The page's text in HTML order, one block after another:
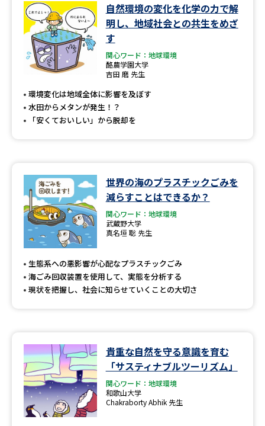
オープンキャンパス検索 実施プログラムから探す
来場型・Web型イベント特集
受験準備
先輩が入学を決めた理由 テレメール全国一斉進学調査
新生活お役立ちガイド
学問発見 学問検索
学問のミニ講義「夢ナビ講義」 学問分野解説
学問の教科書 夢ナビライブ
自然環境の変化を化学の力で解
明し、地域社会との共生をめざ
す
関心ワード：地球環境
酪農学園大学
吉田 磨 先生
環境変化は地域全体に影響を及ぼす
水田からメタンが発生！？
「安くておいしい」から脱却を
世界の海のプラスチックごみを
減らすことはできるか？
関心ワード：地球環境
武蔵野大学
真名垣 聡 先生
生態系への悪影響が心配なプラスチックごみ
海ごみ回収装置を使用して、実態を分析する
現状を把握し、社会に知らせていくことの大切さ
貴重な自然を守る意識を育む
「サスティナブルツーリズム」
関心ワード：地球環境
和歌山大学
Chakraborty Abhik 先生